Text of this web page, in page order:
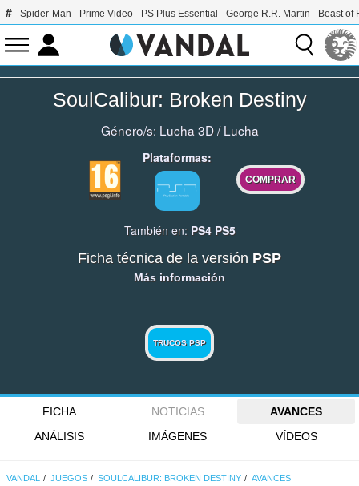
Spider-Man Prime Video PS Plus Essential George R.R. Martin Beast of
SoulCalibur: Broken Destiny
Género/s: Lucha 3D/Lucha
Plataformas:
COMPRAR
También en: PS4 PS5
Ficha técnica de la versión PSP
Más información
TRUCOS PSP
FICHA NOTICIAS
AVANCES
ANÁLISIS
IMÁGENES VÍDEOS
VANDAL JUEGOS SOULCALIBUR: BROKEN DESTINY AVANCES